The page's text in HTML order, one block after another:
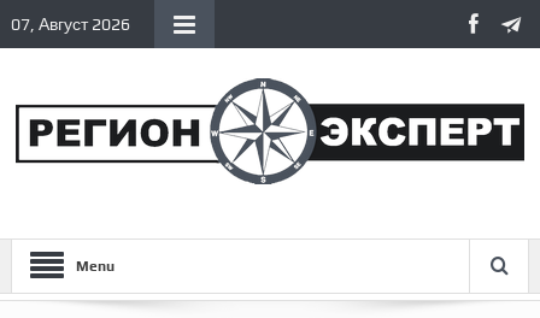
07, Август 2026
Menu